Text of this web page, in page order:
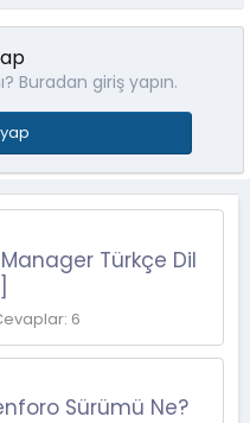
Buradan giriş yapın.
Türkçe Dil
6
Sürümü Ne?